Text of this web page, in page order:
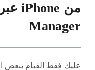
Manager
عليك فقط القيام